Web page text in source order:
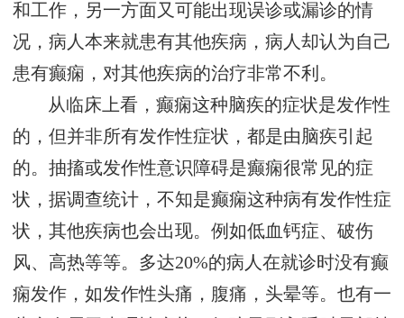
和工作，另一方面又可能出现误诊或漏诊的情
况，病人本来就患有其他疾病，病人却认为自己
患有癫痫，对其他疾病的治疗非常不利。
从临床上看，癫痫这种脑疾的症状是发作性
的，但并非所有发作性症状，都是由脑疾引起
的。抽搐或发作性意识障碍是癫痫很常见的症
状，据调查统计，不知是癫痫这种病有发作性症
状，其他疾病也会出现。例如低血钙症、破伤
风、高热等等。多达20%的病人在就诊时没有癫
痫发作，如发作性头痛，腹痛，头晕等。也有一